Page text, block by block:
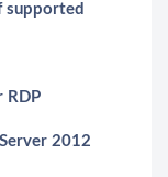
supported
RDP
2012